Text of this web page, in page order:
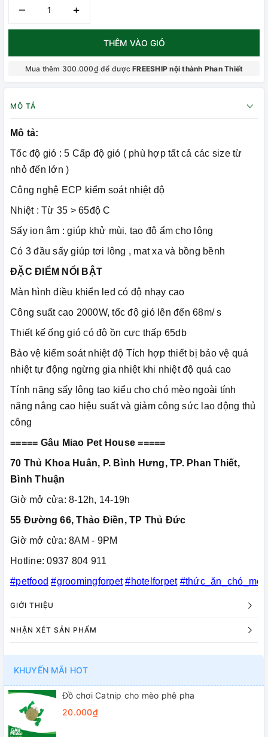
– +
THÊM VÀO GIỎ
Mua thêm 300.000₫ để đượcFREESHIP nội thành Phan Thiết
MÔ TẢ
Mô tả:
Tốc độ gió : 5 Cấp độ gió ( phù hợp tất cả các size từ
nhỏ đến lớn )
Công nghệ ECP kiểm soát nhiệt độ
Nhiệt : Từ 35 > 65độ C
Sấy ion âm : giúp khử mùi, tạo độ ẩm cho lông
Có 3 đầu sấy giúp tơi lông , mat xa và bồng bềnh
ĐẶC ĐIỂM NỔI BẬT
Màn hình điều khiển led có độ nhạy cao
Công suất cao 2000W, tốc độ gió lên đến 68m/ s
Thiết kế ống gió có độ ồn cực thấp 65db
Bảo vệ kiểm soát nhiệt độ Tích hợp thiết bị bảo vệ quá
nhiệt tự động ngừng gia nhiệt khi nhiệt độ quá cao
Tính năng sấy lông tạo kiểu cho chó mèo ngoài tính
năng nâng cao hiệu suất và giảm công sức lao động thủ
công
===== Gâu Miao Pet House =====
70 Thủ Khoa Huân, P. Bình Hưng, TP. Phan Thiết,
Bình Thuận
Giờ mở cửa: 8-12h, 14-19h
55 Đường 66, Thảo Điền, TP Thủ Đức
Giờ mở cửa: 8AM - 9PM
Hotline: 0937 804 911
#petfood #groomingforpet #hotelforpet #thức_ăn_chó_mèo
GIỚI THIỆU
NHẬN XÉT SẢN PHẨM
KHUYẾN MÃI HOT
Đồ chơi Catnip cho mèo phê pha
20.000₫